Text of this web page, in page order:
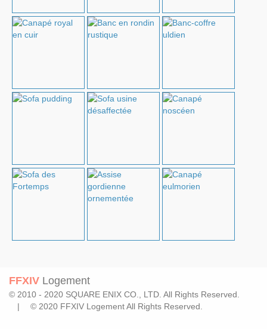
FFXIV Logement
© 2010 - 2020 SQUARE ENIX CO., LTD. All Rights Reserved.
| © 2020 FFXIV Logement All Rights Reserved.